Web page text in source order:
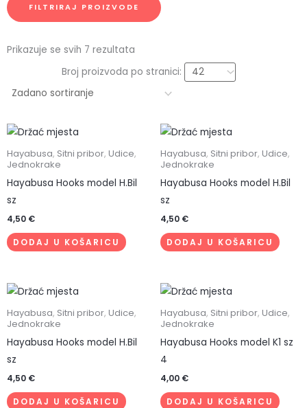
FILTRIRAJ PROIZVODE
Prikazuje se svih 7 rezultata
Broj proizvoda po stranici:
Hayabusa, Sitni pribor, Udice,
Jednokrake
Hayabusa Hooks model H.Bil
sz
4,50 €
DODAJ U KOŠARICU
Hayabusa, Sitni pribor, Udice,
Jednokrake
Hayabusa Hooks model H.Bil
sz
4,50 €
DODAJ U KOŠARICU
Hayabusa, Sitni pribor, Udice,
Jednokrake
Hayabusa Hooks model H.Bil
sz
4,50 €
DODAJ U KOŠARICU
Hayabusa, Sitni pribor, Udice,
Jednokrake
Hayabusa Hooks model K1 sz
4
4,00 €
DODAJ U KOŠARICU